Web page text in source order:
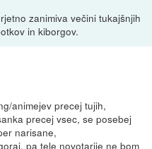
zanimiva večini tukajšnjih
in kiborgov.
animejev precej tujih,
precej vsec, se posebej
narisane,
pa tele novotarije ne bom